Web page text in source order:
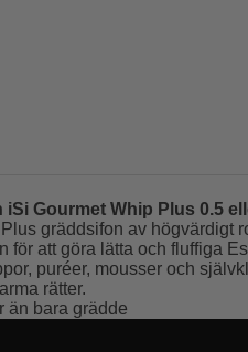
iSi Gourmet Whip Plus 0.5
gräddsifon av högvärdigt
för att göra lätta och fluffiga
puréer, mousser och
rätter.
än bara grädde